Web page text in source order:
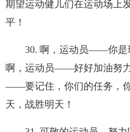
期望运动健儿们在运动场上
平！
30. 啊，运动员——你是
啊，运动员——好好加油努
——要记住，你们的任务，
天，战胜明天！